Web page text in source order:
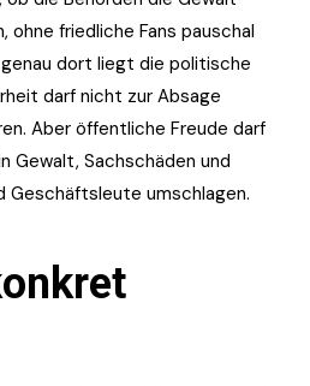
ohne friedliche Fans pauschal
genau dort liegt die politische
darf nicht zur Absage
Aber öffentliche Freude darf
Gewalt, Sachschäden und
Geschäftsleute umschlagen.